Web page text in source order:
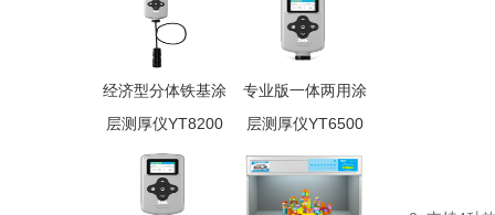
经济型分体铁基涂
层测厚仪YT8200
专业版一体两用涂
层测厚仪YT6500